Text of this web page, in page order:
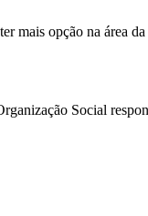
mais opção na área
Social